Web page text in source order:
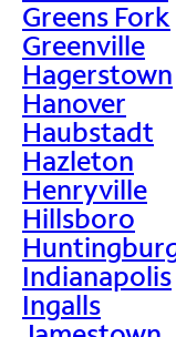
Greens Fork
Greenville
Hagerstown
Hanover
Haubstadt
Hazleton
Henryville
Hillsboro
Indianapolis
Ingalls